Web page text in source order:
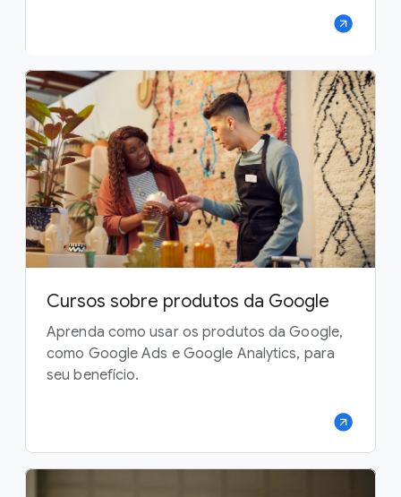
Cursos sobre produtos da Google
Aprenda como usar os produtos da Google,
como Google Ads e Google Analytics, para
seu benefício.